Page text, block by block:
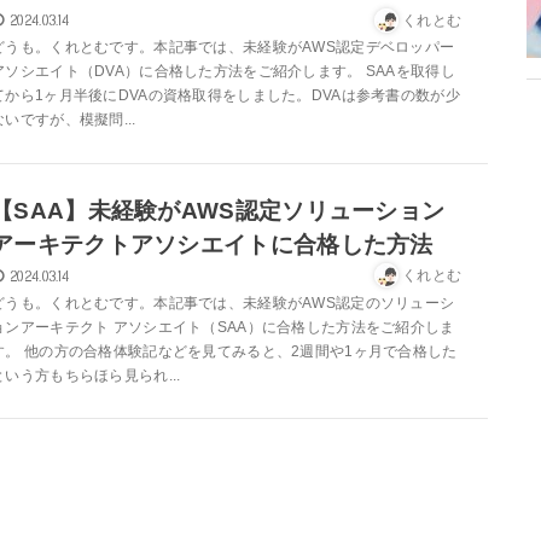
2024.03.14 くれとむ
うも。くれとむです。本記事では、未経験がAWS認定デベロッパー
ソシエイト（DVA）に合格した方法をご紹介します。 SAAを取得し
から1ヶ月半後にDVAの資格取得をしました。DVAは参考書の数が少
いですが、模擬問...
SAA】未経験がAWS認定ソリューション
ーキテクトアソシエイトに合格した方法
2024.03.14 くれとむ
うも。くれとむです。本記事では、未経験がAWS認定のソリューシ
ンアーキテクト アソシエイト（SAA）に合格した方法をご紹介しま
。 他の方の合格体験記などを見てみると、2週間や1ヶ月で合格した
いう方もちらほら見られ...